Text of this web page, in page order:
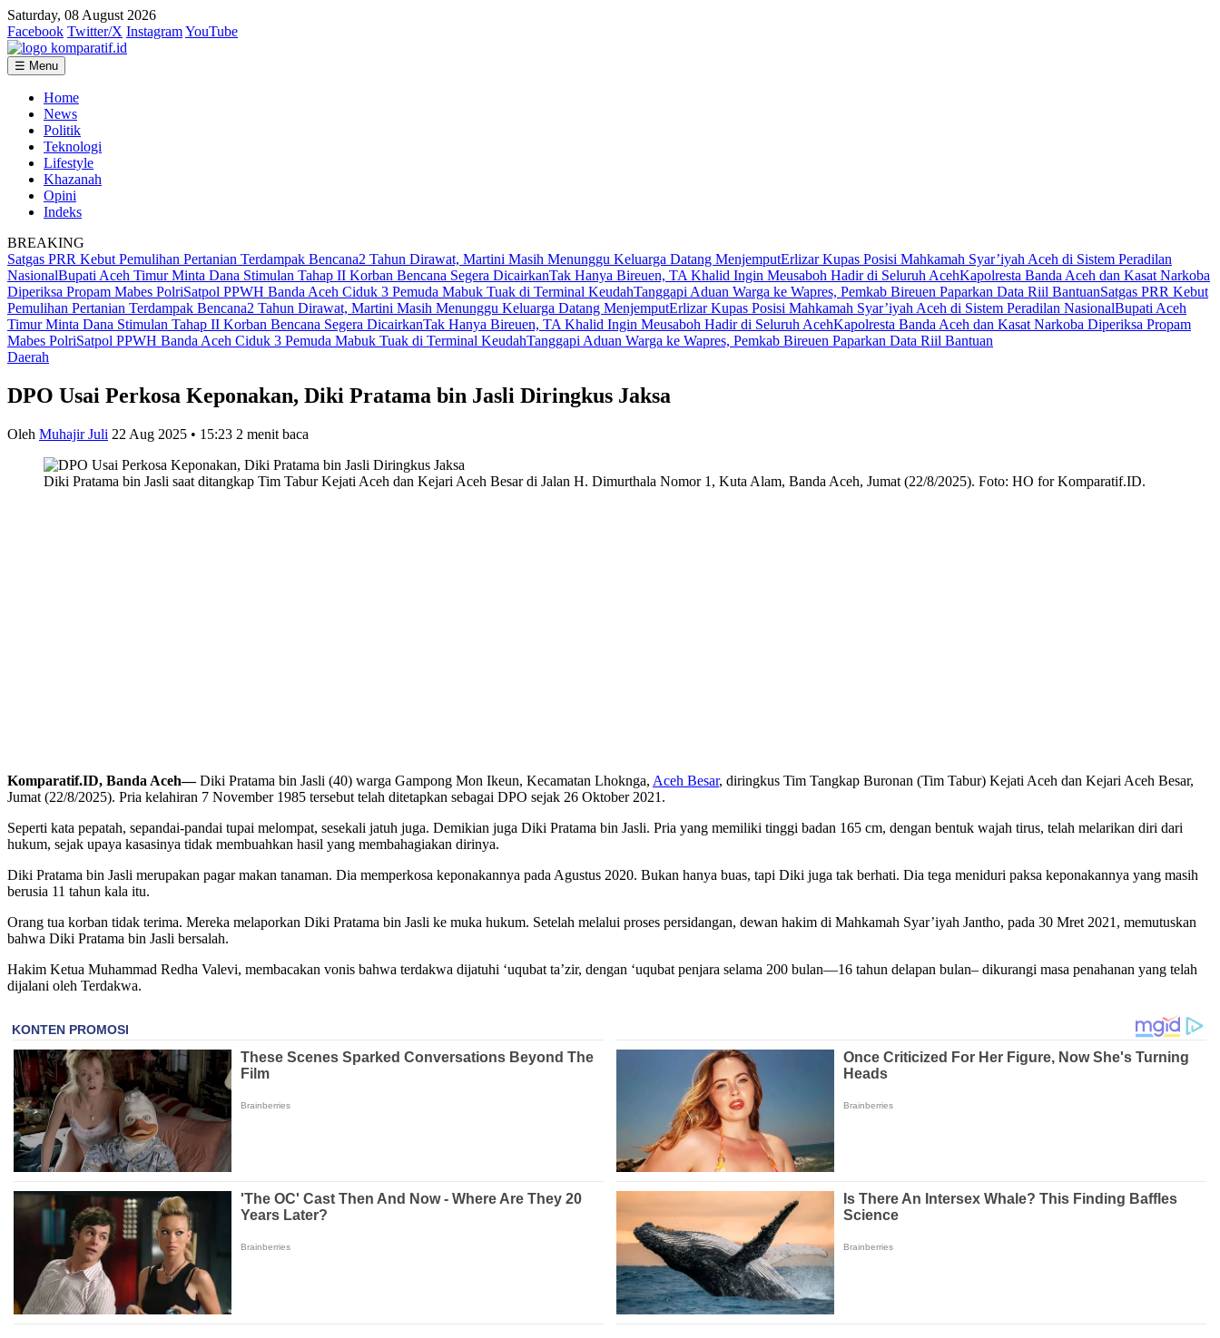
Saturday, 08 August 2026
Facebook Twitter/X InstagramYouTube
☰ Menu
Home
News
Politik
Teknologi
Lifestyle
Khazanah
Opini
Indeks
BREAKING
Satgas PRR Kebut Pemulihan Pertanian Terdampak Bencana2 Tahun Dirawat, Martini Masih Menunggu Keluarga Datang MenjemputErlizar Kupas Posisi Mahkamah Syar’iyah Aceh di Sistem Peradilan
NasionalBupati Aceh Timur Minta Dana Stimulan Tahap II Korban Bencana Segera DicairkanTak Hanya Bireuen, TA Khalid Ingin Meusaboh Hadir di Seluruh AcehKapolresta Banda Aceh dan Kasat Narkoba
Diperiksa Propam Mabes PolriSatpol PPWH Banda Aceh Ciduk 3 Pemuda Mabuk Tuak di Terminal KeudahTanggapi Aduan Warga ke Wapres, Pemkab Bireuen Paparkan Data Riil BantuanSatgas PRR Kebut
Pemulihan Pertanian Terdampak Bencana2 Tahun Dirawat, Martini Masih Menunggu Keluarga Datang MenjemputErlizar Kupas Posisi Mahkamah Syar’iyah Aceh di Sistem Peradilan NasionalBupati Aceh
Timur Minta Dana Stimulan Tahap II Korban Bencana Segera DicairkanTak Hanya Bireuen, TA Khalid Ingin Meusaboh Hadir di Seluruh AcehKapolresta Banda Aceh dan Kasat Narkoba Diperiksa Propam
Mabes PolriSatpol PPWH Banda Aceh Ciduk 3 Pemuda Mabuk Tuak di Terminal KeudahTanggapi Aduan Warga ke Wapres, Pemkab Bireuen Paparkan Data Riil Bantuan
Daerah
DPO Usai Perkosa Keponakan, Diki Pratama bin Jasli Diringkus Jaksa
Oleh Muhajir Juli 22 Aug 2025 • 15:23 2 menit baca
Diki Pratama bin Jasli saat ditangkap Tim Tabur Kejati Aceh dan Kejari Aceh Besar di Jalan H. Dimurthala Nomor 1, Kuta Alam, Banda Aceh, Jumat (22/8/2025). Foto: HO for Komparatif.ID.
Komparatif.ID, Banda Aceh—Diki Pratama bin Jasli (40) warga Gampong Mon Ikeun, Kecamatan Lhoknga, Aceh Besar, diringkus Tim Tangkap Buronan (Tim Tabur) Kejati Aceh dan Kejari Aceh Besar,
Jumat (22/8/2025). Pria kelahiran 7 November 1985 tersebut telah ditetapkan sebagai DPO sejak 26 Oktober 2021.
Seperti kata pepatah, sepandai-pandai tupai melompat, sesekali jatuh juga. Demikian juga Diki Pratama bin Jasli. Pria yang memiliki tinggi badan 165 cm, dengan bentuk wajah tirus, telah melarikan diri dari
hukum, sejak upaya kasasinya tidak membuahkan hasil yang membahagiakan dirinya.
Diki Pratama bin Jasli merupakan pagar makan tanaman. Dia memperkosa keponakannya pada Agustus 2020. Bukan hanya buas, tapi Diki juga tak berhati. Dia tega meniduri paksa keponakannya yang masih
berusia 11 tahun kala itu.
Orang tua korban tidak terima. Mereka melaporkan Diki Pratama bin Jasli ke muka hukum. Setelah melalui proses persidangan, dewan hakim di Mahkamah Syar’iyah Jantho, pada 30 Mret 2021, memutuskan
bahwa Diki Pratama bin Jasli bersalah.
Hakim Ketua Muhammad Redha Valevi, membacakan vonis bahwa terdakwa dijatuhi ‘uqubat ta’zir, dengan ‘uqubat penjara selama 200 bulan—16 tahun delapan bulan– dikurangi masa penahanan yang telah
dijalani oleh Terdakwa.